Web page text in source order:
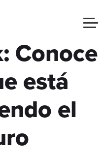
Conoce
está
el